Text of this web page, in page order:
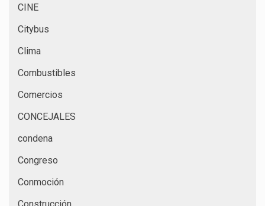
CINE
Citybus
Clima
Combustibles
Comercios
CONCEJALES
condena
Congreso
Conmoción